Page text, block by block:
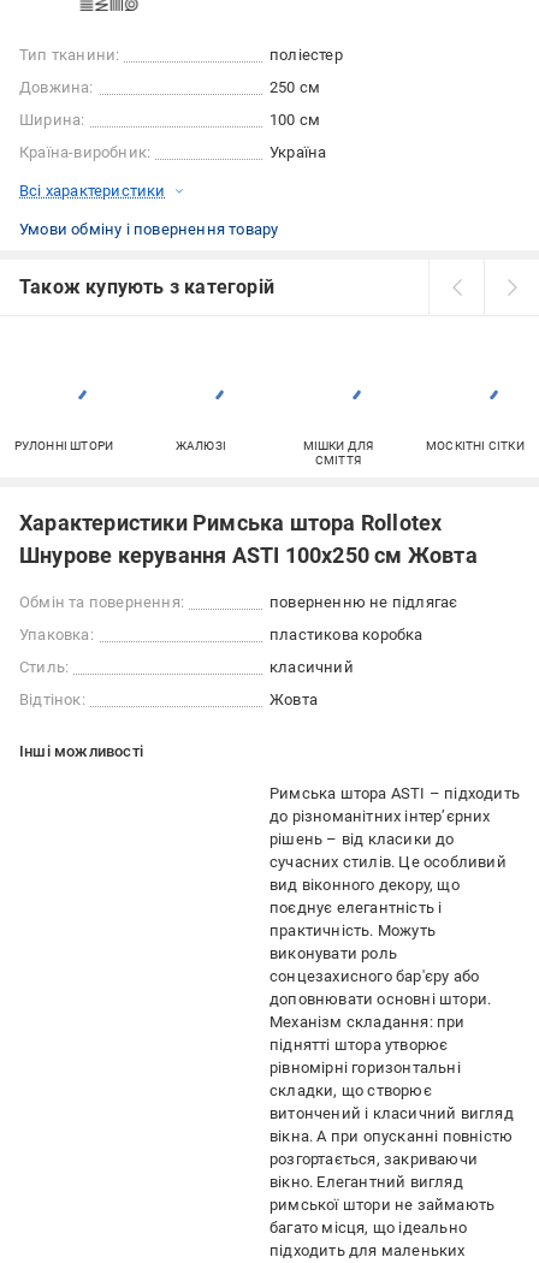
Тип тканини:
поліестер
Довжина:
250 см
Ширина:
100 см
Країна-виробник:
Україна
Всі характеристики
Умови обміну і повернення товару
Також купують з категорій
РУЛОННІ ШТОРИ ЖАЛЮЗІ
МІШКИ ДЛЯ
СМІТТЯ
МОСКІТНІ СІТКИ
Характеристики Римська штора Rollotex
Шнурове керування ASTI 100x250 см Жовта
Обмін та повернення:
поверненню не підлягає
Упаковка:
пластикова коробка
Стиль:
класичний
Відтінок:
Жовта
Iншi можливостi
Римська штора ASTI – підходить
до різноманітних інтер’єрних
рішень – від класики до
сучасних стилів. Це особливий
вид віконного декору, що
поєднує елегантність і
практичність. Можуть
виконувати роль
сонцезахисного бар'єру або
доповнювати основні штори.
Механізм складання: при
піднятті штора утворює
рівномірні горизонтальні
складки, що створює
витончений і класичний вигляд
вікна. А при опусканні повністю
розгортається, закриваючи
вікно. Елегантний вигляд
римської штори не займають
багато місця, що ідеально
підходить для маленьких